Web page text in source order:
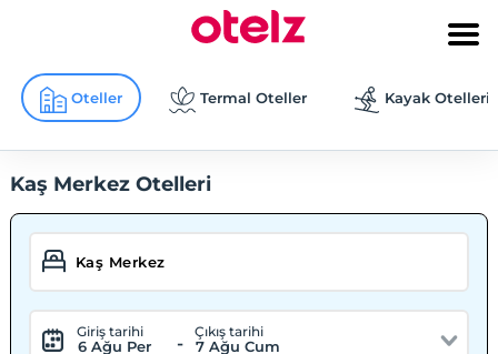
Oteller Termal Oteller Kayak Otelleri
Kaş Merkez Otelleri
Giriş tarihi
6 Ağu Per -
Çıkış tarihi
7 Ağu Cum